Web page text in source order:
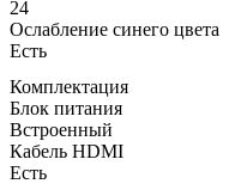
24
Ослабление синего цвета
Есть
Комплектация
Блок питания
Встроенный
Кабель HDMI
Есть